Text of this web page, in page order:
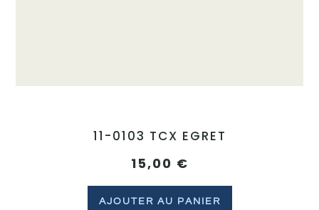
11-0103 TCX EGRET
15,00 €
AJOUTER AU PANIER